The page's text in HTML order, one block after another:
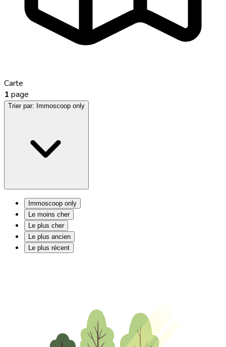
Carte
1 page
Trier par: Immoscoop only
Immoscoop only
Le moins cher
Le plus cher
Le plus ancien
Le plus récent